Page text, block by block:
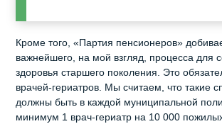
Кроме того, «Партия пенсионеров»
важнейшего, на мой взгляд, процесса для
здоровья старшего поколения. Это
врачей-гериатров. Мы считаем, что такие
должны быть в каждой муниципальной
минимум 1 врач-гериатр на 10 000